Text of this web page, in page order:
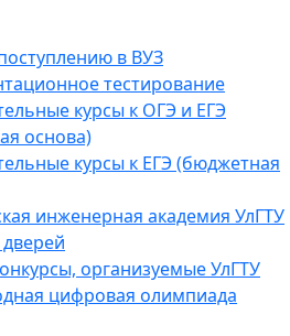
в ВУЗ
тестирование
курсы к ОГЭ и ЕГЭ
основа)
курсы к ЕГЭ (бюджетная
инженерная академия УлГТУ
организуемые УлГТУ
цифровая олимпиада